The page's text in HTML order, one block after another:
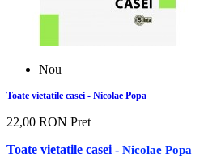
Nou
Toate vietatile casei - Nicolae Popa
22,00 RON Pret
Toate vietatile casei - Nicolae Popa